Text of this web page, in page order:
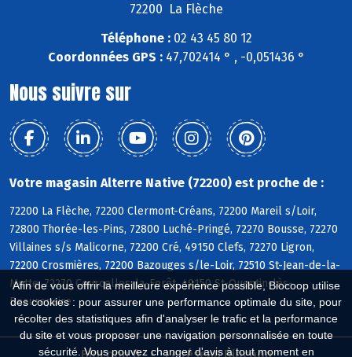
Afin de vous offrir la meilleure expérience possible, Biocoop utilise
des cookies : pour assurer une performance optimale du site, pour
récolter des statistiques afin d'analyser le trafic et la performance
du site et vous proposer une navigation personnalisée en toute
sécurité. Vous pouvez changer d'avis à tout moment en
72200 La Flèche
Téléphone :02 43 45 80 12
Coordonnées GPS :47,702414 ° , -0,051436 °
Nous suivre sur
Votre magasin Alterre Native (72200) est proche de :
72200 La Flèche, 72200 Clermont-Créans, 72200 Mareil s/Loir,
72800 Thorée-les-Pins, 72800 Luché-Pringé, 72270 Bousse, 72270
Villaines s/s Malicorne, 72200 Cré, 49150 Clefs, 72270 Ligron,
72200 Crosmières, 72200 Bazouges s/le-Loir, 72510 St-Jean-de-la-
Motte, 72270 Courcelles-la-Forêt, 49150 St-Quentin-lès-
Beaurepaire